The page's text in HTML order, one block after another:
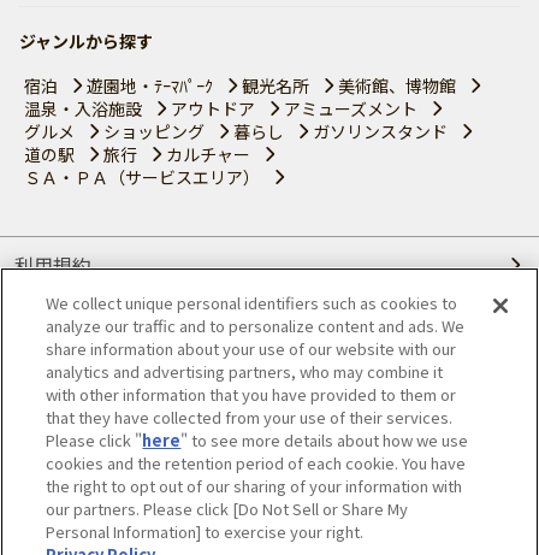
ジャンルから探す
宿泊
遊園地・ﾃｰﾏﾊﾟｰｸ 観光名所
美術館、博物館
温泉・入浴施設
アウトドア
アミューズメント
グルメ
ショッピング 暮らし
ガソリンスタンド
道の駅
旅行
カルチャー
ＳＡ・ＰＡ（サービスエリア）
利用規約
個人情報の取り扱いについて
会員優待サービスの提携をご検討の方へ
JAFホームページ
© JAPAN AUTOMOBILE FEDERATION. All rights reserved.
We collect unique personal identifiers such as cookies to
analyze our traffic and to personalize content and ads. We
share information about your use of our website with our
analytics and advertising partners, who may combine it
with other information that you have provided to them or
that they have collected from your use of their services.
Please click "here" to see more details about how we use
cookies and the retention period of each cookie. You have
the right to opt out of our sharing of your information with
our partners. Please click [Do Not Sell or Share My
Personal Information] to exercise your right.